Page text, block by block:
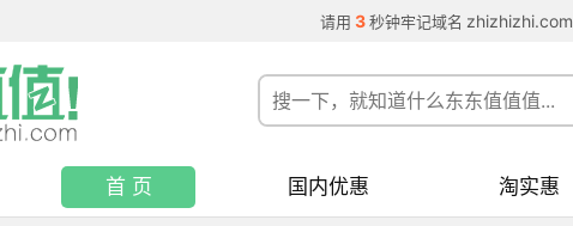
请用 3 秒钟牢记域名 zhizhizhi.com
首 页 国内优惠 淘实惠